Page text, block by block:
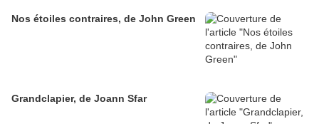
Nos étoiles contraires, de John Green
Grandclapier, de Joann Sfar